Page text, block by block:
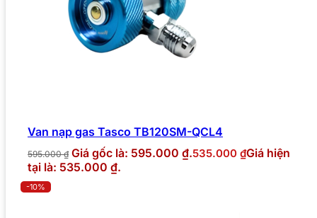
Van nạp gas Tasco TB120SM-QCL4
595.000₫ Giá gốc là: 595.000 ₫.535.000 ₫Giá hiện
tại là: 535.000 ₫.
-10%